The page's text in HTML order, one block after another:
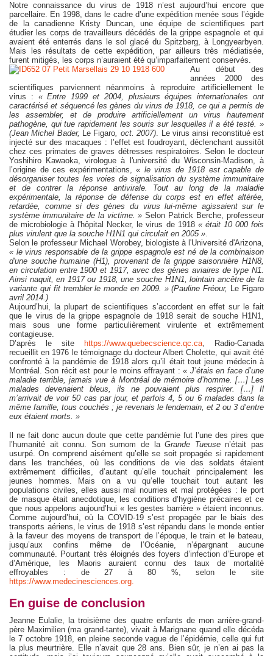
Notre connaissance du virus de 1918 n’est aujourd’hui encore que
parcellaire. En 1998, dans le cadre d’une expédition menée sous l’égide
de la canadienne Kristy Duncan, une équipe de scientifiques part
étudier les corps de travailleurs décédés de la grippe espagnole et qui
avaient été enterrés dans le sol glacé du Spitzberg, à Longyearbyen.
Mais les résultats de cette expédition, par ailleurs très médiatisée,
furent mitigés, les corps n’auraient été qu’imparfaitement conservés.
Au début des
années 2000 des
scientifiques parviennent néanmoins à reproduire artificiellement le
virus : « Entre 1999 et 2004, plusieurs équipes internationales ont
caractérisé et séquencé les gènes du virus de 1918, ce qui a permis de
les assembler, et de produire artificiellement un virus hautement
pathogène, qui tue rapidement les souris sur lesquelles il a été testé. »
(Jean Michel Bader, Le Figaro, oct. 2007). Le virus ainsi reconstitué est
injecté sur des macaques : l’effet est foudroyant, déclenchant aussitôt
chez ces primates de graves détresses respiratoires. Selon le docteur
Yoshihiro Kawaoka, virologue à l'université du Wisconsin-Madison, à
l’origine de ces expérimentations,« le virus de 1918 est capable de
désorganiser toutes les voies de signalisation du système immunitaire
et de contrer la réponse antivirale. Tout au long de la maladie
expérimentale, la réponse de défense du corps est en effet altérée,
retardée, comme si des gènes du virus lui-même agissaient sur le
système immunitaire de la victime. » Selon Patrick Berche, professeur
de microbiologie à l'hôpital Necker, le virus de 1918 « était 10 000 fois
plus virulent que la souche H1N1 qui circulait en 2005 ».
Selon le professeur Michael Worobey, biologiste à l'Université d'Arizona,
« le virus responsable de la grippe espagnole est né de la combinaison
d'une souche humaine (H1), provenant de la grippe saisonnière H1N8,
en circulation entre 1900 et 1917, avec des gènes aviaires de type N1.
Ainsi naquit, en 1917 ou 1918, une souche H1N1, lointain ancêtre de la
variante qui fit trembler le monde en 2009. » (Pauline Fréour, Le Figaro
avril 2014.)
Aujourd’hui, la plupart de scientifiques s’accordent en effet sur le fait
que le virus de la grippe espagnole de 1918 serait de souche H1N1,
mais sous une forme particulièrement virulente et extrêmement
contagieuse.
D’après le site
https://www.quebecscience.qc.ca, Radio-Canada
recueillit en 1976 le témoignage du docteur Albert Cholette, qui avait été
confronté à la pandémie de 1918 alors qu’il était tout jeune médecin à
Montréal. Son récit est pour le moins effrayant :« J’étais en face d’une
maladie terrible, jamais vue à Montréal de mémoire d’homme. […] Les
malades devenaient bleus, ils ne pouvaient plus respirer. […] Il
m’arrivait de voir 50 cas par jour, et parfois 4, 5 ou 6 malades dans la
même famille, tous couchés ; je revenais le lendemain, et 2 ou 3 d’entre
eux étaient morts. »
Il ne fait donc aucun doute que cette pandémie fut l’une des pires que
l’humanité ait connu. Son surnom de laGrande Tueusen’était pas
usurpé. On comprend aisément qu’elle se soit propagée si rapidement
dans les tranchées, où les conditions de vie des soldats étaient
extrêmement difficiles, d’autant qu’elle touchait principalement les
jeunes hommes. Mais on a vu qu’elle touchait tout autant les
populations civiles, elles aussi mal nourries et mal protégées : le port
de masque était anecdotique, les conditions d’hygiène précaires et ce
que nous appelons aujourd’hui « les gestes barrière » étaient inconnus.
Comme aujourd’hui, où la COVID-19 s’est propagée par le biais des
transports aériens, le virus de 1918 s’est répandu dans le monde entier
à la faveur des moyens de transport de l’époque, le train et le bateau,
jusqu’aux confins même de l’Océanie, n’épargnant aucune
communauté. Pourtant très éloignés des foyers d’infection d’Europe et
d’Amérique, les Maoris auraient connu des taux de mortalité
effroyables : de 27 à 80 %, selon le site
https://www.medecinesciences.org.
En guise de conclusion
Jeanne Eulalie, la troisième des quatre enfants de mon arrière-grand-
père Maximilien (ma grand-tante), vivait à Marignane quand elle décéda
le 7 octobre 1918, en pleine seconde vague de l’épidémie, celle qui fut
la plus meurtrière. Elle n’avait que 28 ans. Bien sûr, je n’en ai pas la